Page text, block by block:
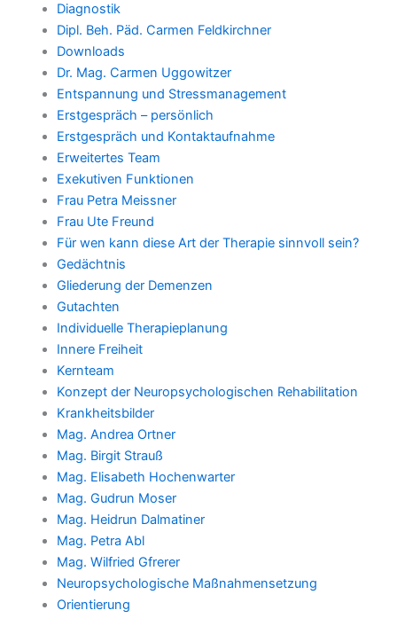
Diagnostik
Dipl. Beh. Päd. Carmen Feldkirchner
Downloads
Dr. Mag. Carmen Uggowitzer
Entspannung und Stressmanagement
Erstgespräch – persönlich
Erstgespräch und Kontaktaufnahme
Erweitertes Team
Exekutiven Funktionen
Frau Petra Meissner
Frau Ute Freund
Für wen kann diese Art der Therapie sinnvoll sein?
Gedächtnis
Gliederung der Demenzen
Gutachten
Individuelle Therapieplanung
Innere Freiheit
Kernteam
Konzept der Neuropsychologischen Rehabilitation
Krankheitsbilder
Mag. Andrea Ortner
Mag. Birgit Strauß
Mag. Elisabeth Hochenwarter
Mag. Gudrun Moser
Mag. Heidrun Dalmatiner
Mag. Petra Abl
Mag. Wilfried Gfrerer
Neuropsychologische Maßnahmensetzung
Orientierung